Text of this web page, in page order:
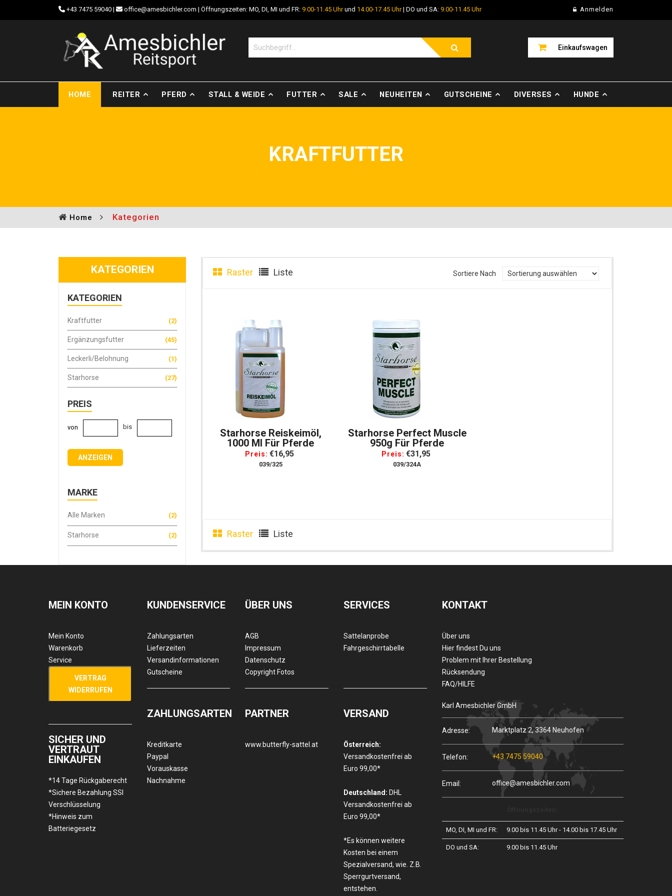
+43 7475 59040 | office@amesbichler.com | Öffnungszeiten: MO, DI, MI und FR: 9.00-11.45 Uhrund 14.00-17.45 Uhr| DO und SA: 9.00-11.45 Uhr Anmelden
Einkaufswagen
HOME REITER PFERD STALL & WEIDE FUTTER SALE NEUHEITEN GUTSCHEINE DIVERSES HUNDE
KRAFTFUTTER
Home Kategorien
KATEGORIEN
KATEGORIEN
(2)
Kraftfutter
(45)
Ergänzungsfutter
(1)
Leckerli/Belohnung
(27)
Starhorse
PREIS
von bis
ANZEIGEN
MARKE
Alle Marken (2)
Starhorse (2)
Raster Liste Sortiere Nach
Starhorse Reiskeimöl,
1000 Ml Für Pferde
Preis: €16,95
039/325
Starhorse Perfect Muscle
950g Für Pferde
Preis: €31,95
039/324A
Raster Liste
MEIN KONTO
Mein Konto
Warenkorb
Service
VERTRAG
WIDERRUFEN
SICHER UND
VERTRAUT
EINKAUFEN
*14 Tage Rückgaberecht
*Sichere Bezahlung SSl
Verschlüsselung
*Hinweis zum
Batteriegesetz
KUNDENSERVICE
Zahlungsarten
Lieferzeiten
Versandinformationen
Gutscheine
ZAHLUNGSARTEN
Kreditkarte
Paypal
Vorauskasse
Nachnahme
ÜBER UNS
AGB
Impressum
Datenschutz
Copyright Fotos
PARTNER
www.butterfly-sattel.at
SERVICES
Sattelanprobe
Fahrgeschirrtabelle
VERSAND
Österreich:
Versandkostenfrei ab
Euro 99,00*
Deutschland: DHL
Versandkostenfrei ab
Euro 99,00*
*Es können weitere
Kosten bei einem
Spezialversand, wie. Z.B.
Sperrgurtversand,
entstehen.
KONTAKT
Über uns
Hier findest Du uns
Problem mit Ihrer Bestellung
Rücksendung
FAQ/HILFE
Karl Amesbichler GmbH
Adresse: Marktplatz 2, 3364 Neuhofen
Telefon: +43 7475 59040
Email: office@amesbichler.com
MO, DI, MI und FR: 9.00 bis 11.45 Uhr - 14.00 bis 17.45 Uhr
DO und SA: 9.00 bis 11.45 Uhr